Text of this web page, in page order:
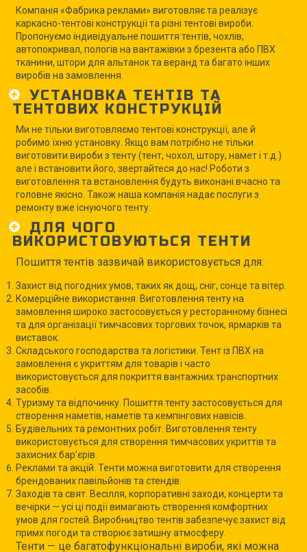
Компанія «Фабрика реклами» виготовляє та реалізує
каркасно-тентові конструкції та різні тентові вироби.
Пропонуємо індивідуальне пошиття тентів, чохлів,
автопокривал, пологів на вантажівки з брезента або ПВХ
тканини, штори для альтанок та веранд та багато інших
виробів на замовлення.
УСТАНОВКА ТЕНТІВ ТА
ТЕНТОВИХ КОНСТРУКЦІЙ
Ми не тільки виготовляємо тентові конструкції, але й
робимо їхню установку. Якщо вам потрібно не тільки
виготовити вироби з тенту (тент, чохол, штору, намет і т.д.)
але і встановити його, звертайтеся до нас! Роботи з
виготовлення та встановлення будуть виконані вчасно та
головне якісно. Також наша компанія надає послуги з
ремонту вже існуючого тенту.
ДЛЯ ЧОГО
ВИКОРИСТОВУЮТЬСЯ ТЕНТИ
Пошиття тентів зазвичай використовується для:
Захист від погодних умов, таких як дощ, сніг, сонце та вітер.
Комерційне використання. Виготовлення тенту на
замовлення широко застосовується у ресторанному бізнесі
та для організації тимчасових торгових точок, ярмарків та
виставок.
Складського господарства та логістики. Тент із ПВХ на
замовлення є укриттям для товарів і часто
використовується для покриття вантажних транспортних
засобів.
Туризму та відпочинку. Пошиття тенту застосовується для
створення наметів, наметів та кемпінгових навісів.
Будівельних та ремонтних робіт. Виготовлення тенту
використовується для створення тимчасових укриттів та
захисних бар’єрів.
Реклами та акцій. Тенти можна виготовити для створення
брендованих павільйонів та стендів.
Заходів та свят. Весілля, корпоративні заходи, концерти та
вечірки — усі ці події вимагають створення комфортних
умов для гостей. Виробництво тентів забезпечує захист від
примх погоди та створює затишну атмосферу.
Тенти — це багатофункціональні вироби, які можна